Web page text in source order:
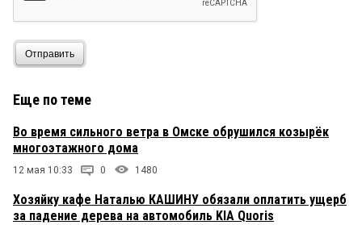
Отправить
Еще по теме
Во время сильного ветра в Омске обрушился козырёк
многоэтажного дома
12 мая 10:33 0 1480
Хозяйку кафе Наталью КАШИНУ обязали оплатить ущерб
за падение дерева на автомобиль KIA Quoris